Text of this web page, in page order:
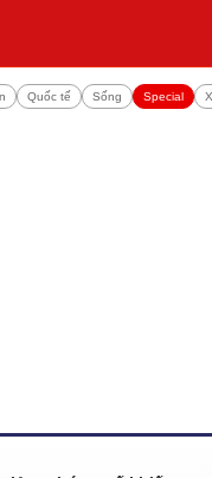
Quốc tế Sống Special